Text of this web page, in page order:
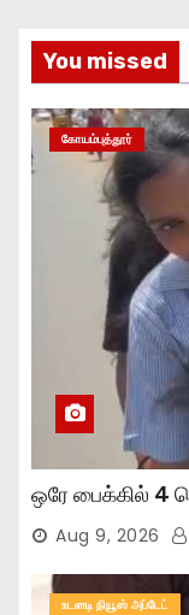
You missed
கோயம்புத்தூர்
ஒரே பைக்கில்
Aug 9, 2026
உடனடி நியூஸ் அப்டேட்